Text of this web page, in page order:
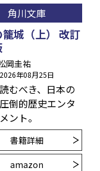
角川文庫
城（上） 改訂
岡圭祐
2026年08月25日
むべき、日本の
倒的歴史エンタ
ント。
書籍詳細
amazon